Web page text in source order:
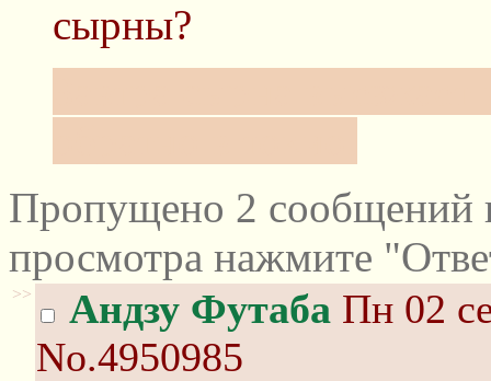
сырны?
Пропущено 2 сообщений
просмотра нажмите
>> Андзу Футаба Пн 02
No.4950985